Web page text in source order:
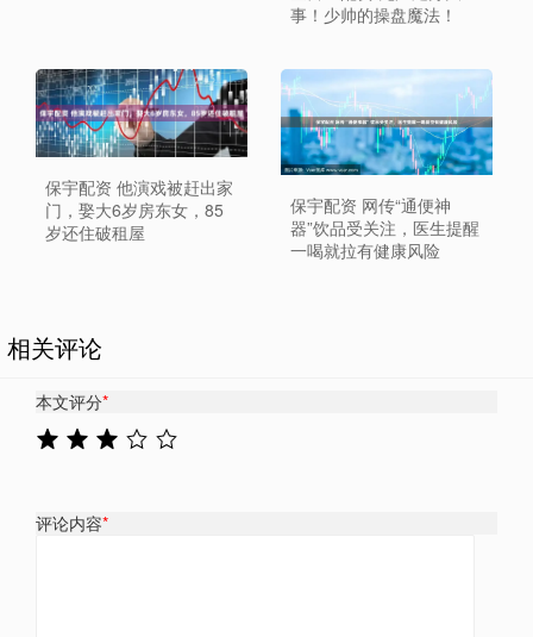
事！少帅的操盘魔法！
保宇配资 他演戏被赶出家
门，娶大6岁房东女，85
岁还住破租屋
保宇配资 网传“通便神
器”饮品受关注，医生提醒
一喝就拉有健康风险
相关评论
本文评分*
评论内容*